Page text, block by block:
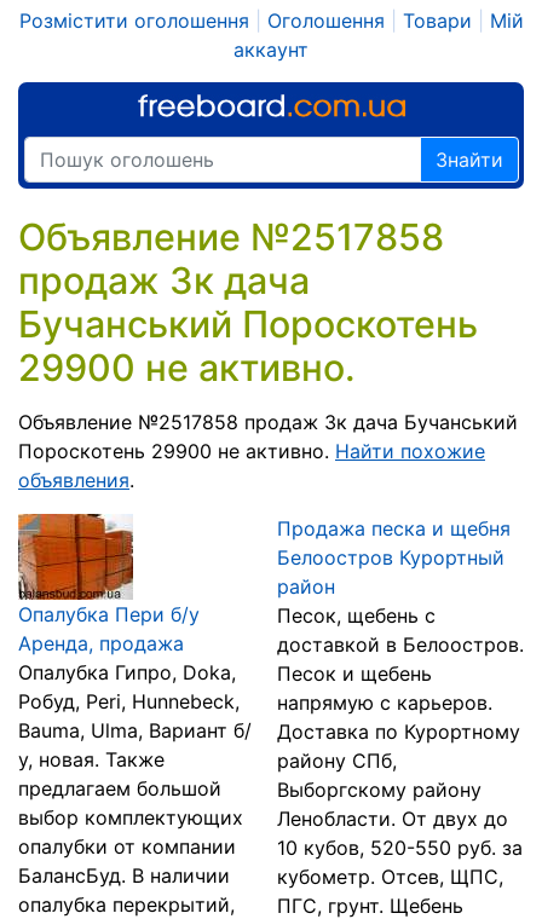
Розмістити оголошення Оголошення Товари
Мій
аккаунт
Знайти
Объявление №2517858
продаж 3к дача
Бучанський Пороскотень
29900 не активно.
Объявление №2517858 продаж 3к дача Бучанський
Пороскотень 29900 не активно. Найти похожие
объявления.
Опалубка Пери б/у
Аренда, продажа
Опалубка Гипро, Doka,
Робуд, Peri, Hunnebeck,
Bauma, Ulma, Вариант б/
у, новая. Также
предлагаем большой
выбор комплектующих
опалубки от компании
БалансБуд. В наличии
опалубка перекрытий,
Продажа песка и щебня
Белоостров Курортный
район
Песок, щебень с
доставкой в Белоостров.
Песок и щебень
напрямую с карьеров.
Доставка по Курортному
району СПб,
Выборгскому району
Ленобласти. От двух до
10 кубов, 520-550 руб. за
кубометр. Отсев, ЩПС,
ПГС, грунт. Щебень